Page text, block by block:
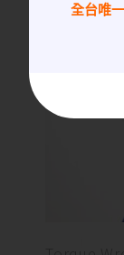
全台唯